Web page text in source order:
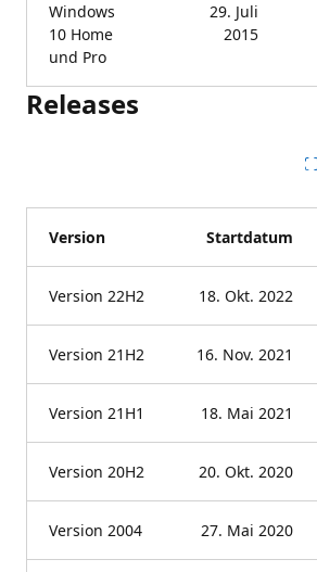
Windows
10 Home
und Pro
29. Juli
2015
Releases
Version Startdatum
Version 22H2 18. Okt. 2022
Version 21H2 16. Nov. 2021
Version 21H1 18. Mai 2021
Version 20H2 20. Okt. 2020
Version 2004 27. Mai 2020